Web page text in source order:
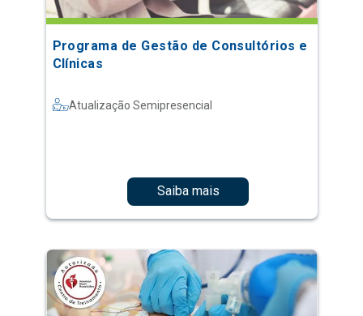
Programa de Gestão de Consultórios e
Clínicas
Atualização Semipresencial
Saiba mais